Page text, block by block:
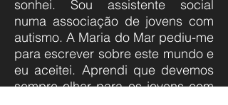
sonhei. Sou assistente social
numa associação de jovens com
autismo. A Maria do Mar pediu-me
para escrever sobre este mundo e
eu aceitei. Aprendi que devemos
sempre olhar para os jovens com